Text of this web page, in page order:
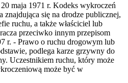
maja 1971 r. Kodeks wykroczeń
znajdująca się na drodze publicznej,
ruchu, a także właściciel lub
przeciwko innym przepisom
r. - Prawo o ruchu drogowym lub
podlega karze grzywny do
Uczestnikiem ruchu, który może
może być w